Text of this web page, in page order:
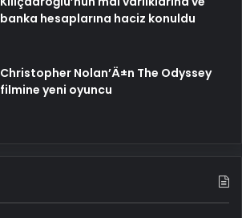
banka hesaplarına haciz konuldu
Christopher Nolan’Ä±n The Odyssey
filmine yeni oyuncu